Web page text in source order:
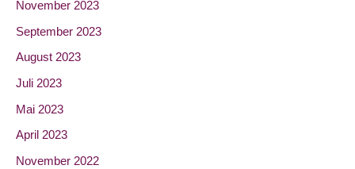
November 2023
September 2023
August 2023
Juli 2023
Mai 2023
April 2023
November 2022